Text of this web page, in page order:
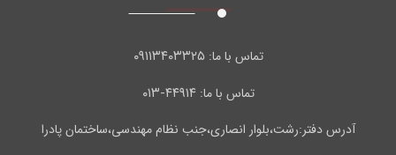
تماس با ما:۰۹۱۱۳۴۰۳۳۲۵
تماس با ما: ۴۴۹۱۴-۰۱۳
آدرس دفتر:رشت،بلوار انصاری،جنب نظام مهندسی،ساختمان پادرا